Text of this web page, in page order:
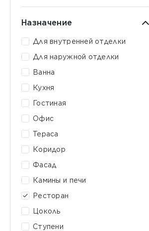
Назначение
Для внутренней отделки
Для наружной отделки
Ванна
Кухня
Гостиная
Офис
Тераса
Коридор
Фасад
Камины и печи
Ресторан
Цоколь
Ступени